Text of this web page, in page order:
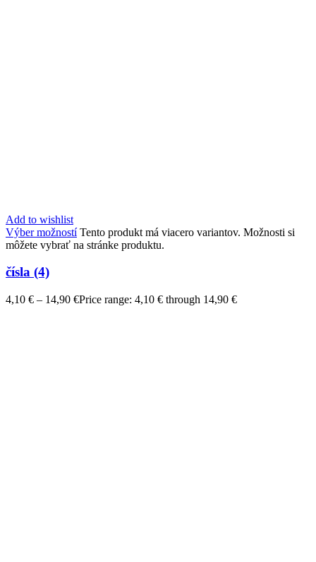
Add to wishlist
Výber možností Tento produkt má viacero variantov. Možnosti si
môžete vybrať na stránke produktu.
čísla (4)
4,10 € – 14,90 €Price range: 4,10 € through 14,90 €